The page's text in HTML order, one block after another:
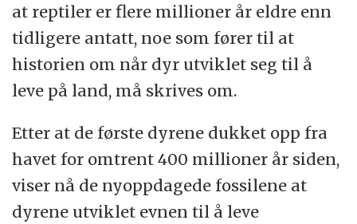
at reptiler er flere millioner år eldre enn
tidligere antatt, noe som fører til at
historien om når dyr utviklet seg til å
leve på land, må skrives om.
Etter at de første dyrene dukket opp fra
havet for omtrent 400 millioner år siden,
viser nå de nyoppdagede fossilene at
dyrene utviklet evnen til å leve